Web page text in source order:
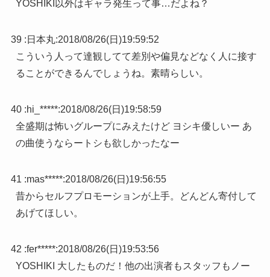
YOSHIKI以外はギャラ発生って事…だよね？
39 : 日本丸:2018/08/26(日)19:59:52
こういう人って達観してて差別や偏見などなく人に接す
ることができるんでしょうね。素晴らしい。
40 :hi_*****:2018/08/26(日)19:58:59
全盛期は怖いグループにみえたけど ヨシキ優しいー あ
の曲使うならートシも欲しかったなー
41 :mas*****:2018/08/26(日)19:56:55
昔からセルフプロモーションが上手。どんどん寄付して
あげてほしい。
42 :fer*****:2018/08/26(日)19:53:56
YOSHIKI 大したものだ！他の出演者もスタッフもノー